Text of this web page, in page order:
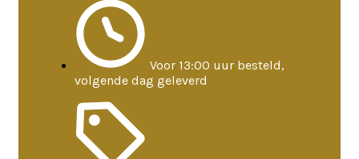
Voor 13:00 uur besteld,
volgende dag geleverd